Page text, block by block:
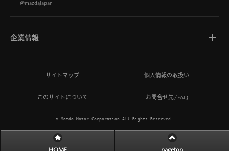
@mazdajapan
企業情報
マツダについて
ひとを想う価値創造
サイトマップ 個人情報の取扱い
このサイトについて お問合せ先/FAQ
© Mazda Motor Corporation All Rights Reserved.